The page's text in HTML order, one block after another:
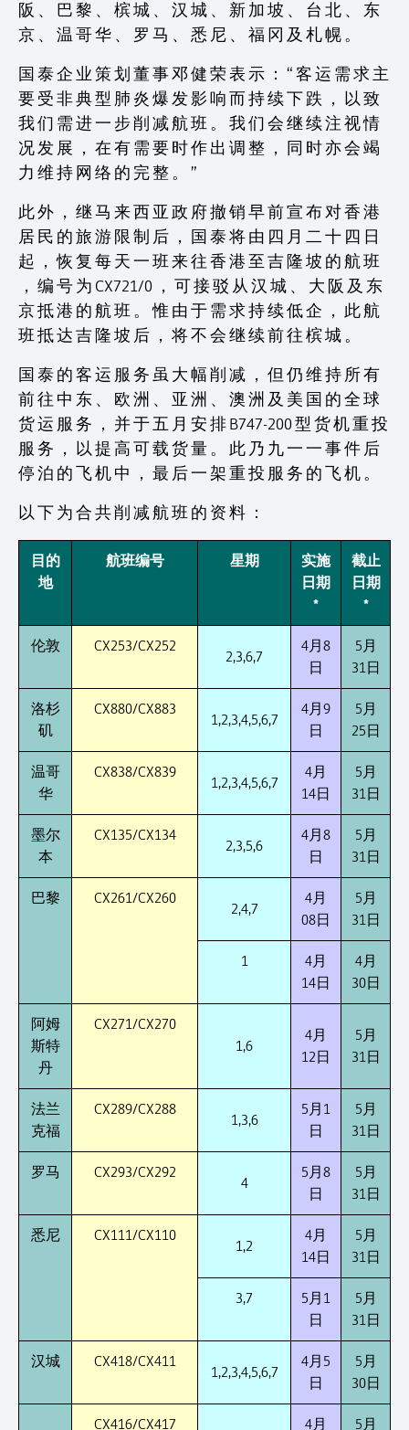
阪 、 巴 黎 、 槟 城 、 汉 城 、 新 加 坡 、 台 北 、 东
京 、 温 哥 华 、 罗 马 、 悉 尼 、 福 冈 及 札 幌 。
国 泰 企 业 策 划 董 事 邓 健 荣 表 示 ： “ 客 运 需 求 主
要 受 非 典 型 肺 炎 爆 发 影 响 而 持 续 下 跌 ， 以 致
我 们 需 进 一 步 削 减 航 班 。 我 们 会 继 续 注 视 情
况 发 展 ， 在 有 需 要 时 作 出 调 整 ， 同 时 亦 会 竭
力 维 持 网 络 的 完 整 。 ”
此 外 ， 继 马 来 西 亚 政 府 撤 销 早 前 宣 布 对 香 港
居 民 的 旅 游 限 制 后 ， 国 泰 将 由 四 月 二 十 四 日
起 ， 恢 复 每 天 一 班 来 往 香 港 至 吉 隆 坡 的 航 班
， 编 号 为 CX721/0 ， 可 接 驳 从 汉 城 、 大 阪 及 东
京 抵 港 的 航 班 。 惟 由 于 需 求 持 续 低 企 ， 此 航
班 抵 达 吉 隆 坡 后 ， 将 不 会 继 续 前 往 槟 城 。
国 泰 的 客 运 服 务 虽 大 幅 削 减 ， 但 仍 维 持 所 有
前 往 中 东 、 欧 洲 、 亚 洲 、 澳 洲 及 美 国 的 全 球
货 运 服 务 ， 并 于 五 月 安 排 B747-200 型 货 机 重 投
服 务 ， 以 提 高 可 载 货 量 。 此 乃 九 一 一 事 件 后
停 泊 的 飞 机 中 ， 最 后 一 架 重 投 服 务 的 飞 机 。
以 下 为 合 共 削 减 航 班 的 资 料 ：
目的
地
航班编号 星期
实施
日期
*
截止
日期
*
伦敦 CX253/CX252
2,3,6,7
4月8
日
5月
31日
洛杉
矶
CX880/CX883
1,2,3,4,5,6,7
4月9
日
5月
25日
温哥
华
CX838/CX839
1,2,3,4,5,6,7
4月
14日
5月
31日
墨尔
本
CX135/CX134
2,3,5,6
4月8
日
5月
31日
巴黎 CX261/CX260
2,4,7
4月
08日
5月
31日
1
4月
14日
4月
30日
阿姆
斯特
丹
CX271/CX270
1,6
4月
12日
5月
31日
法兰
克福
CX289/CX288
1,3,6
5月1
日
5月
31日
罗马 CX293/CX292
4
5月8
日
5月
31日
悉尼 CX111/CX110
1,2
4月
14日
5月
31日
3,7
5月1
日
5月
31日
汉城 CX418/CX411
1,2,3,4,5,6,7
4月5
日
5月
30日
CX416/CX417 4月 5月